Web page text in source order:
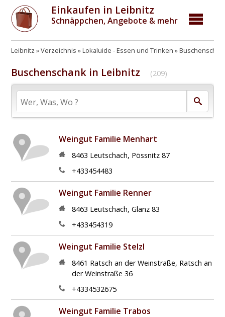
Einkaufen in Leibnitz
Schnäppchen, Angebote & mehr
Leibnitz Verzeichnis Lokaluide - Essen und Trinken
Buschenschank in Leibnitz (209)
Weingut Familie Menhart
8463 Leutschach, Pössnitz 87
+433454483
Weingut Familie Renner
8463 Leutschach, Glanz 83
+433454319
Weingut Familie Stelzl
8461 Ratsch an der Weinstraße, Ratsch an
der Weinstraße 36
+4334532675
Weingut Familie Trabos